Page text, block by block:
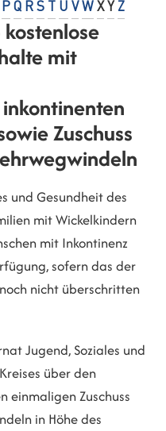
P Q R S U V W X Y Z
mit
Zuschuss
und Gesundheit des
mit Wickelkindern
mit Inkontinenz
sofern das der
nicht überschritten
Jugend, Soziales und
über den
Zuschuss
in Höhe des